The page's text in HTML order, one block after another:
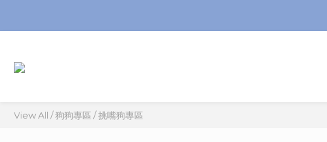
View All /狗狗專區 /挑嘴狗專區